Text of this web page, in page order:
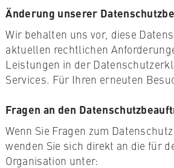
Änderung unserer
Wir behalten uns vor, diese
aktuellen rechtlichen
Leistungen in der
Services. Für Ihren erneuten
Fragen an den
Wenn Sie Fragen zum
wenden Sie sich direkt an die für
Organisation unter: